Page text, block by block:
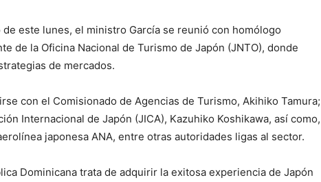
este lunes, el ministro García se reunió con homólogo
de la Oficina Nacional de Turismo de Japón (JNTO), donde
de mercados.
con el Comisionado de Agencias de Turismo, Akihiko Tamura;
Internacional de Japón (JICA), Kazuhiko Koshikawa, así como,
japonesa ANA, entre otras autoridades ligas al sector.
Dominicana trata de adquirir la exitosa experiencia de Japón